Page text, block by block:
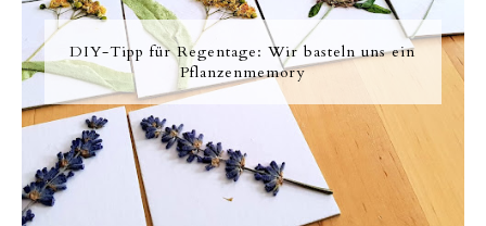
DIY-Tipp für Regentage: Wir basteln uns ein
Pflanzenmemory